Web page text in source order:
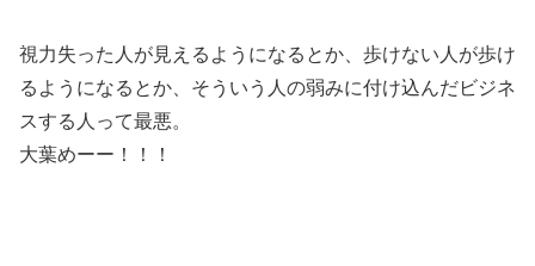
視力失った人が見えるようになるとか、歩けない人が歩け
るようになるとか、そういう人の弱みに付け込んだビジネ
スする人って最悪。
大葉めーー！！！